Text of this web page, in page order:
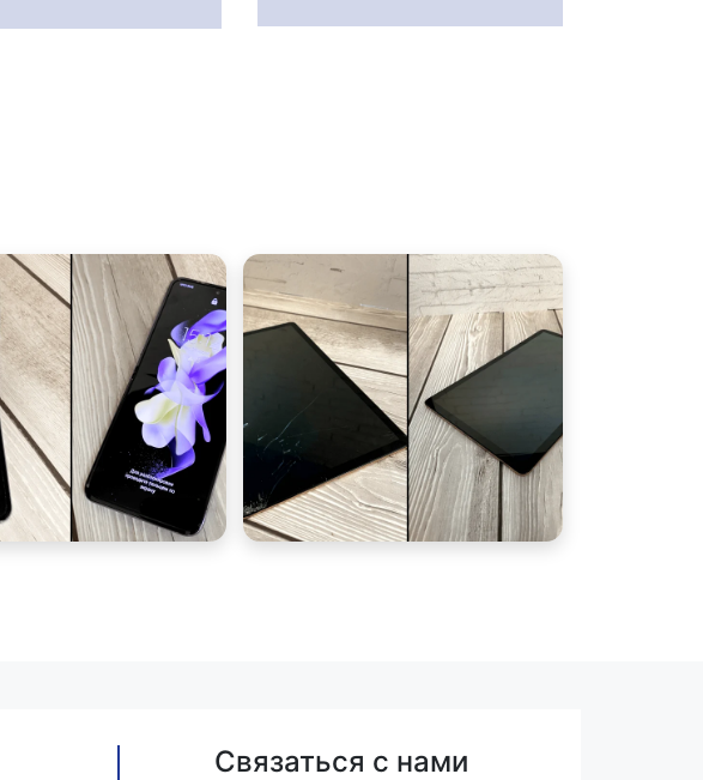
Связаться с нами